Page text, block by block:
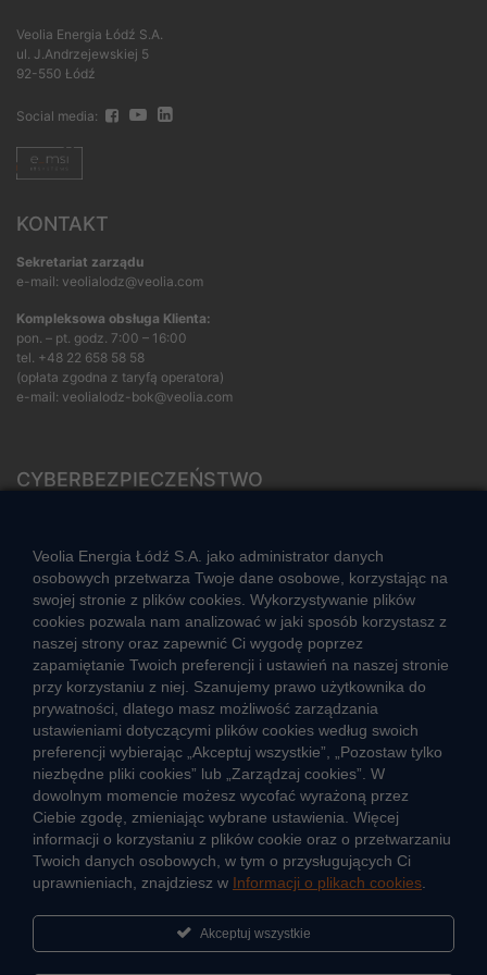
Veolia Energia Łódź S.A.
ul. J.Andrzejewskiej 5
92-550 Łódź
Social media:
KONTAKT
Sekretariat zarządu
e-mail: veolialodz@veolia.com
Kompleksowa obsługa Klienta:
pon. – pt. godz. 7:00 – 16:00
tel. +48 22 658 58 58
(opłata zgodna z taryfą operatora)
e-mail: veolialodz-bok@veolia.com
CYBERBEZPIECZEŃSTWO
CIEPŁO SYSTEMOWE
Zalety ciepła systemowego
Ciepło przez cały rok
Usługi okołociepłownicze
Informacje ciepła systemowego
JAK POWSTAJE CIEPŁO
ŹRÓDŁA CIEPŁA
Mapa sieci ciepłowniczej
KIERUNKI ROZWOJU SIECI CIEPŁOWNICZEJ
Veolia Energia Łódź S.A. jako administrator danych
osobowych przetwarza Twoje dane osobowe, korzystając na
swojej stronie z plików cookies. Wykorzystywanie plików
cookies pozwala nam analizować w jaki sposób korzystasz z
naszej strony oraz zapewnić Ci wygodę poprzez
zapamiętanie Twoich preferencji i ustawień na naszej stronie
przy korzystaniu z niej. Szanujemy prawo użytkownika do
prywatności, dlatego masz możliwość zarządzania
ustawieniami dotyczącymi plików cookies według swoich
preferencji wybierając „Akceptuj wszystkie”, „Pozostaw tylko
niezbędne pliki cookies” lub „Zarządzaj cookies”. W
dowolnym momencie możesz wycofać wyrażoną przez
Ciebie zgodę, zmieniając wybrane ustawienia. Więcej
informacji o korzystaniu z plików cookie oraz o przetwarzaniu
Twoich danych osobowych, w tym o przysługujących Ci
uprawnieniach, znajdziesz w Informacji o plikach cookies
Akceptuj wszystkie